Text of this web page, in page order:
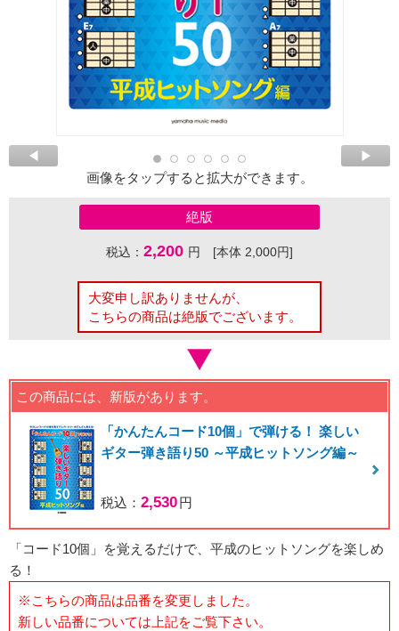
画像をタップすると拡大ができます。
絶版
税込： 2,200 円 [本体 2,000円]
大変申し訳ありませんが、
こちらの商品は絶版でございます。
この商品には、新版があります。
「かんたんコード10個」で弾ける！ 楽しい
ギター弾き語り50 ～平成ヒットソング編～
税込： 2,530円
「コード10個」を覚えるだけで、平成のヒットソングを楽しめ
る！
※こちらの商品は品番を変更しました。
新しい品番については上記をご覧下さい。